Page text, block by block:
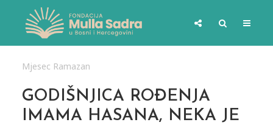
Mjesec Ramazan
GODIŠNJICA ROĐENJA
IMAMA HASANA, NEKA JE